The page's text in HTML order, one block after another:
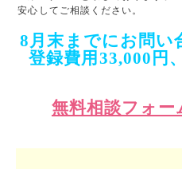
安心してご相談ください。
8月末までにお問い
登録費用33,000円
無料相談フォ